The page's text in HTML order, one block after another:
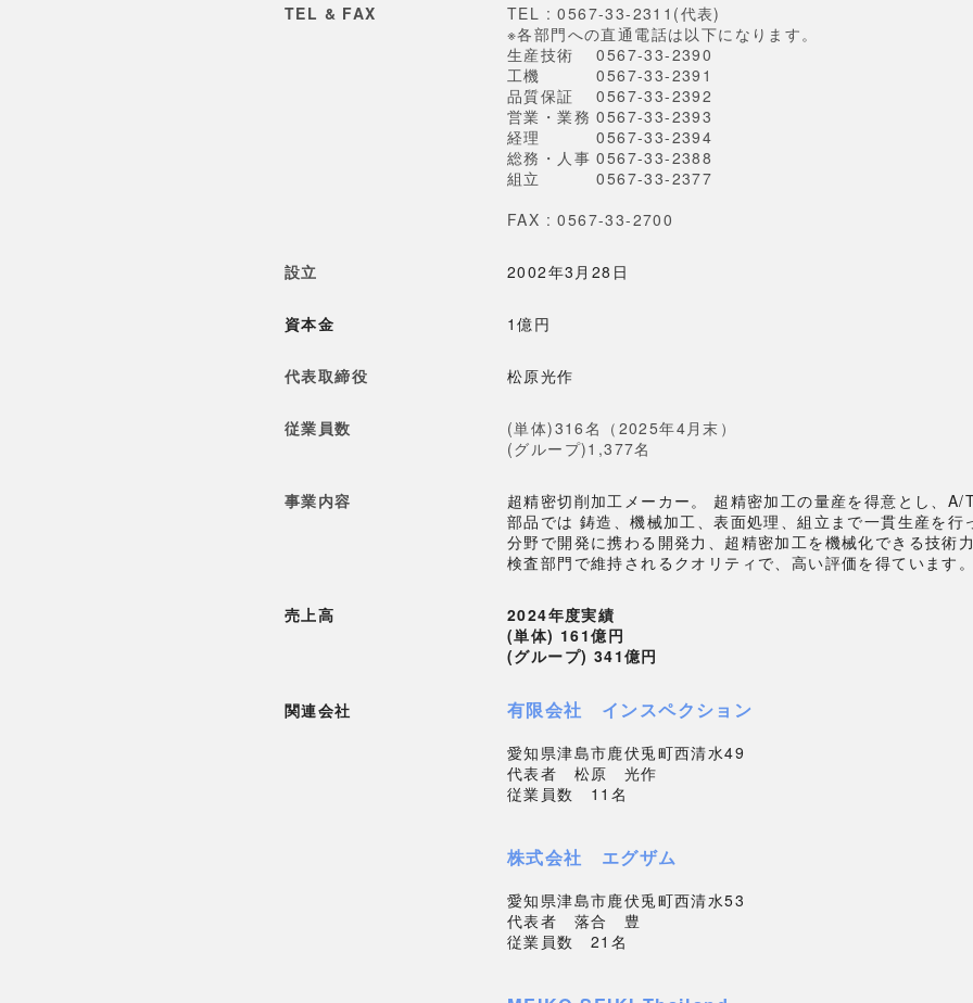
TEL & FAX
TEL : 0567-33-2311(代表)
※各部門への直通電話は以下になります。
生産技術 0567-33-2390
工機 0567-33-2391
品質保証 0567-33-2392
営業・業務 0567-33-2393
経理 0567-33-2394
総務・人事 0567-33-2388
組立 0567-33-2377
FAX : 0567-33-2700
設立 2002年3月28日
資本金 1億円
代表取締役 松原光作
従業員数
(単体)316名（2025年4月末）
(グループ)1,377名
事業内容 超精密切削加工メーカー。
超精密加工の量産を得意とし、A/
部品では 鋳造、機械加工、表面処理、組立まで一貫生産を行
分野で開発に携わる開発力、超精密加工を機械化できる技術力
検査部門で維持されるクオリティで、高い評価を得ています。
売上高
2024年度実績
(単体) 161億円
(グループ) 341億円
関連会社 有限会社 インスペクション
愛知県津島市鹿伏兎町西清水49
代表者 松原 光作
従業員数 11名
株式会社 エグザム
愛知県津島市鹿伏兎町西清水53
代表者 落合 豊
従業員数 21名